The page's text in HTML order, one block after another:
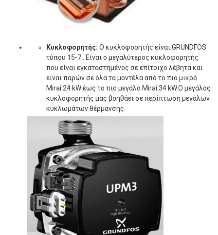
Κυκλοφορητής: Ο κυκλοφορητής είναι GRUNDFOS
τύπου 15-7 . Είναι ο μεγαλύτερος κυκλοφορητής
που είναι εγκαταστημένος σε επίτοιχο λέβητα και
είναι παρών σε όλα τα μοντέλα από το πιο μικρό
Mirai 24 kW έως το πιο μεγάλο Mirai 34 kW.Ο μεγάλος
κυκλοφορητής μας βοηθάει σε περίπτωση μεγάλων
κυκλωμάτων θέρμανσης.